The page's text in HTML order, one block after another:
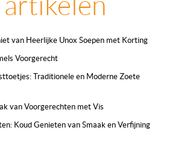
van Heerlijke Unox Soepen met Korting
Voorgerecht
Traditionele en Moderne Zoete
van Voorgerechten met Vis
Koud Genieten van Smaak en Verfijning